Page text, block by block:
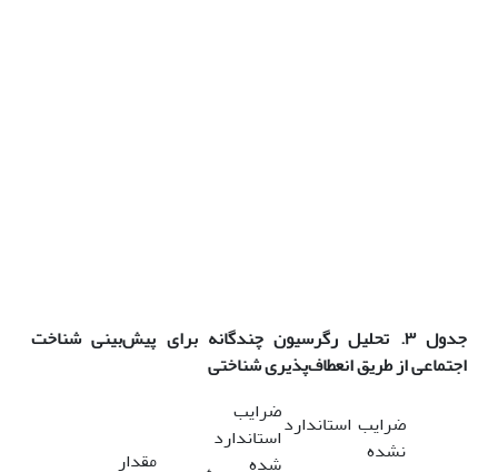
جدول ۳. تحلیل رگرسیون چندگانه برای پیش‌بینی
شناخت
اجتماعیاز طریقانعطاف‌پذیری شناختی
ضرایب استاندارد
نشده
ضرایب
استاندارد
شده
مقدار